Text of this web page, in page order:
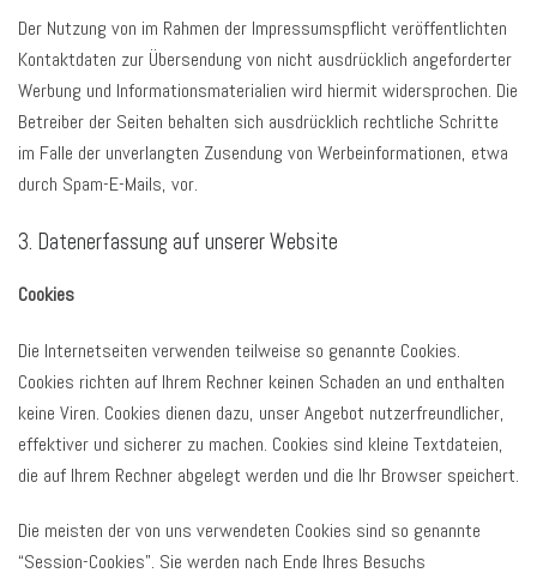
Der Nutzung von im Rahmen der Impressumspflicht veröffentlichten
Kontaktdaten zur Übersendung von nicht ausdrücklich angeforderter
Werbung und Informationsmaterialien wird hiermit widersprochen. Die
Betreiber der Seiten behalten sich ausdrücklich rechtliche Schritte
im Falle der unverlangten Zusendung von Werbeinformationen, etwa
durch Spam-E-Mails, vor.
3. Datenerfassung auf unserer Website
Cookies
Die Internetseiten verwenden teilweise so genannte Cookies.
Cookies richten auf Ihrem Rechner keinen Schaden an und enthalten
keine Viren. Cookies dienen dazu, unser Angebot nutzerfreundlicher,
effektiver und sicherer zu machen. Cookies sind kleine Textdateien,
die auf Ihrem Rechner abgelegt werden und die Ihr Browser speichert.
Die meisten der von uns verwendeten Cookies sind so genannte
“Session-Cookies”. Sie werden nach Ende Ihres Besuchs